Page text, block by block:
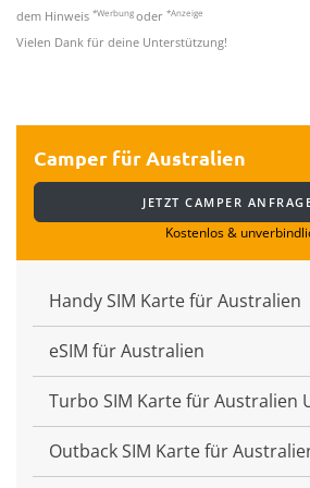
dem Hinweis *Werbungoder *Anzeige
Vielen Dank für deine Unterstützung!
Camper für Australien
JETZT CAMPER
Kostenlos &
Handy SIM Karte für Australien
eSIM für Australien
Turbo SIM Karte für Australien
Outback SIM Karte für